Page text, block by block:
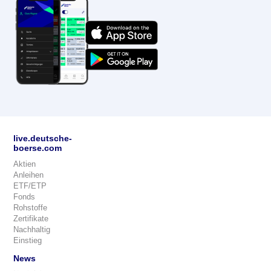
live.deutsche-
boerse.com
Aktien
Anleihen
ETF/ETP
Fonds
Rohstoffe
Zertifikate
Nachhaltig
Einstieg
News